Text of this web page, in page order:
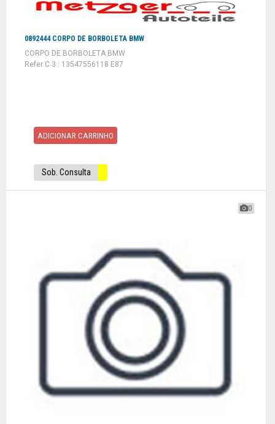
0892444 CORPO DE BORBOLETA BMW
CORPO DE BORBOLETA BMW
Refer C 3 : 13547556118 E87
ADICIONAR CARRINHO
Sob. Consulta
0